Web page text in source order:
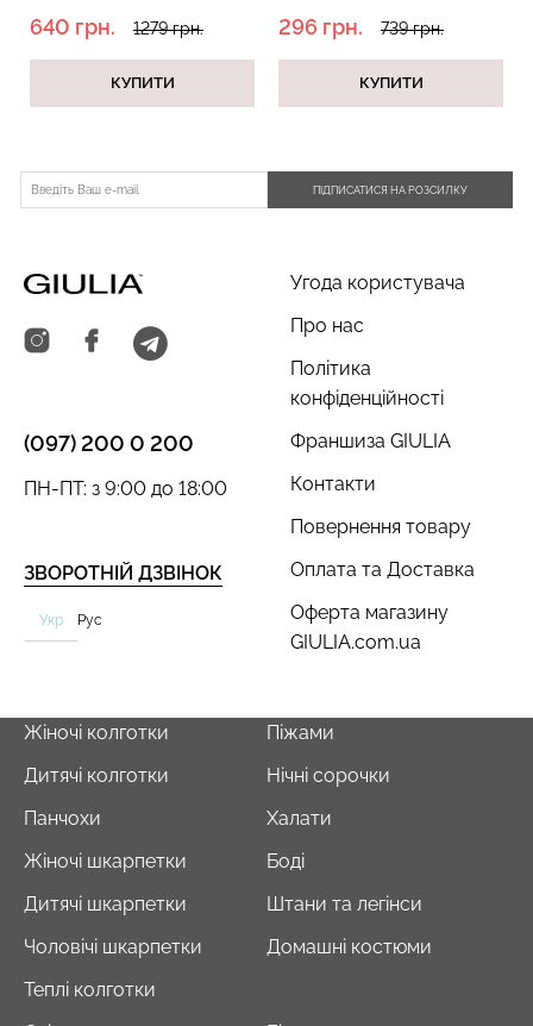
640 грн. 1279 грн.
КУПИТИ
296 грн. 739 грн.
КУПИТИ
ПІДПИСАТИСЯ НА РОЗСИЛКУ
Угода користувача
Про нас
Політика
конфіденційності
Франшиза GIULIA
Контакти
Повернення товару
Оплата та Доставка
Оферта магазину
GIULIA.com.ua
(097) 200 0 200
ЗВОРОТНІЙ ДЗВІНОК
ПН-ПТ: з 9:00 до 18:00
Укр Рус
Жіночі колготки
Дитячі колготки
Панчохи
Жіночі шкарпетки
Дитячі шкарпетки
Чоловічі шкарпетки
Теплі колготки
Піжами
Нічні сорочки
Халати
Боді
Штани та легінси
Домашні костюми